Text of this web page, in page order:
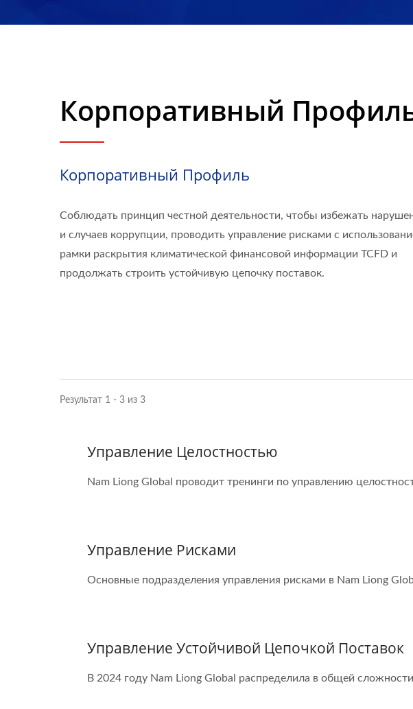
Корпоративный
Корпоративный Профиль
Соблюдать принцип честной деятельности, чтобы избежать
и случаев коррупции, проводить управление рисками с
рамки раскрытия климатической финансовой информации TCFD и
продолжать строить устойчивую цепочку поставок.
Результат 1 - 3 из 3
Управление Целостностью
Nam Liong Global проводит тренинги по управлению
Управление Рисками
Основные подразделения управления рисками в Nam Liong
Управление Устойчивой Цепочкой Поставок
В 2024 году Nam Liong Global распределила в общей